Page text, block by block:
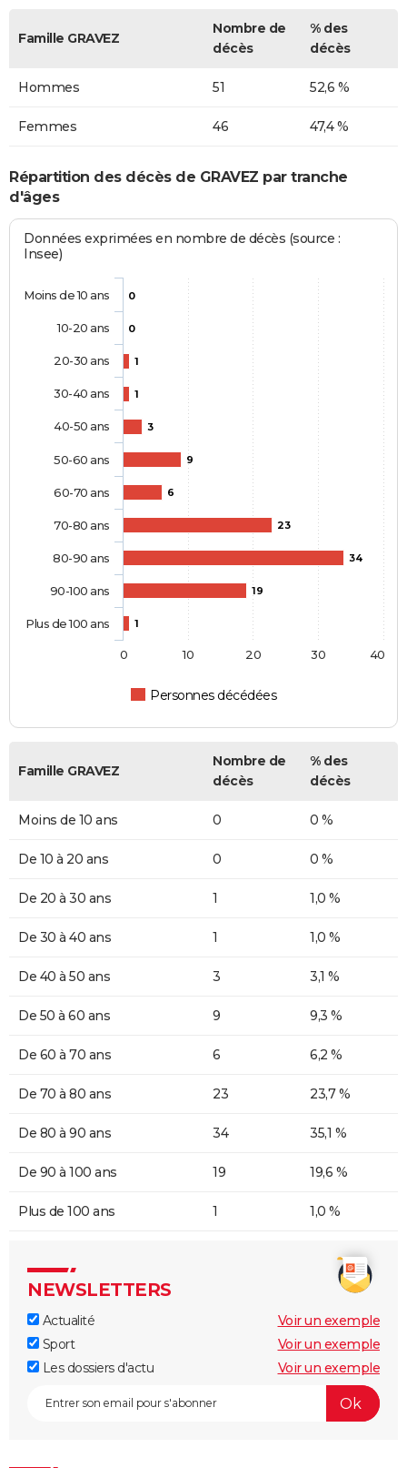
Famille GRAVEZ
Nombre de
décès
% des
décès
Hommes 51 52,6 %
Femmes 46 47,4 %
Répartition des décès de GRAVEZ par tranche
d'âges
Données exprimées en nombre de décès (source :
Insee)
0
0
1
1
3
9
6
23
34
19
1
Personnes décédées
Moins de 10 ans
10-20 ans
20-30 ans
30-40 ans
40-50 ans
50-60 ans
60-70 ans
70-80 ans
80-90 ans
90-100 ans
Plus de 100 ans
0 10 20 30 40
Famille GRAVEZ
Nombre de
décès
% des
décès
Moins de 10 ans 0 0 %
De 10 à 20 ans 0 0 %
De 20 à 30 ans 1 1,0 %
De 30 à 40 ans 1 1,0 %
De 40 à 50 ans 3 3,1 %
De 50 à 60 ans 9 9,3 %
De 60 à 70 ans 6 6,2 %
De 70 à 80 ans 23 23,7 %
De 80 à 90 ans 34 35,1 %
De 90 à 100 ans 19 19,6 %
Plus de 100 ans 1 1,0 %
NEWSLETTERS
Actualité
Voir un exemple
Sport
Voir un exemple
Les dossiers d'actu
Voir un exemple